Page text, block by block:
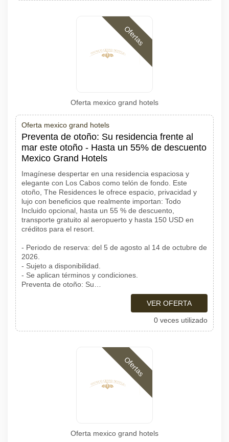
Ofertas
Oferta mexico grand hotels
Oferta mexico grand hotels
Preventa de otoño: Su residencia frente al
mar este otoño - Hasta un 55% de descuento
Mexico Grand Hotels
Imagínese despertar en una residencia espaciosa y
elegante con Los Cabos como telón de fondo. Este
otoño, The Residences le ofrece espacio, privacidad y
lujo con beneficios que realmente importan: Todo
Incluido opcional, hasta un 55 % de descuento,
transporte gratuito al aeropuerto y hasta 150 USD en
créditos para el resort.
- Periodo de reserva: del 5 de agosto al 14 de octubre de
2026.
- Sujeto a disponibilidad.
- Se aplican términos y condiciones.
Preventa de otoño: Su…
VER OFERTA
0 veces utilizado
Ofertas
Oferta mexico grand hotels